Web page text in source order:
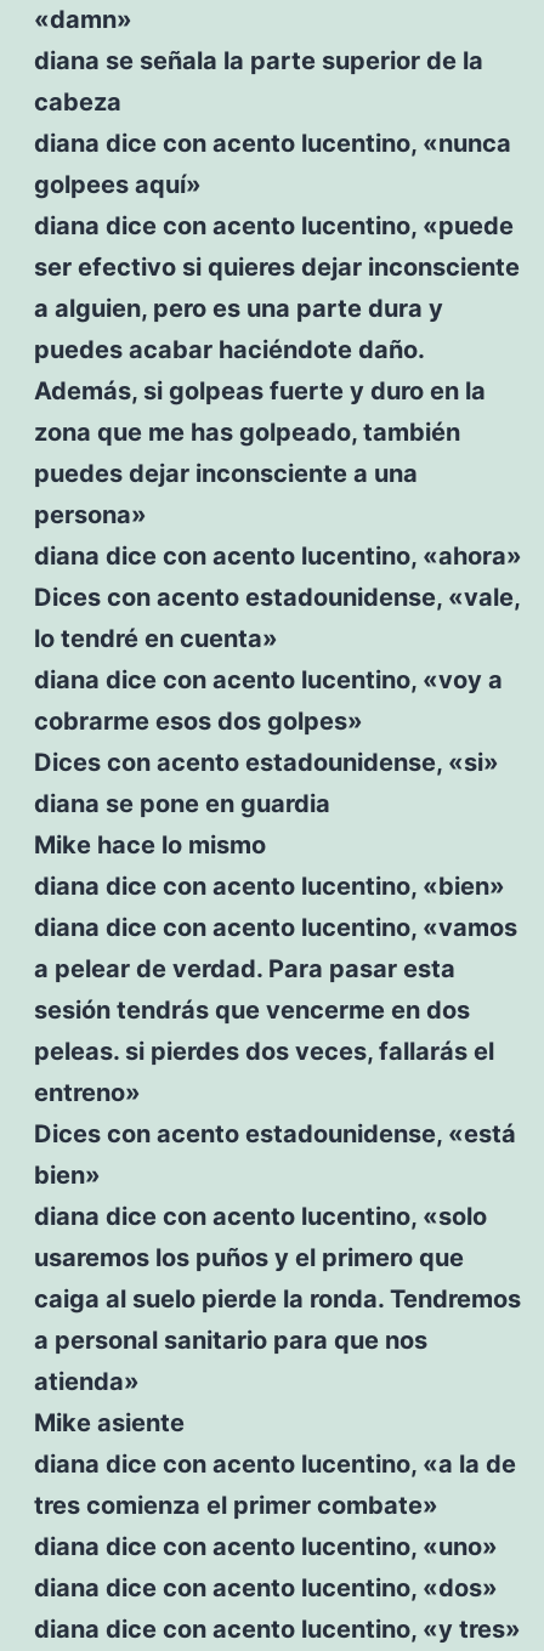
«damn»
diana se señala la parte superior de la
cabeza
diana dice con acento lucentino, «nunca
golpees aquí»
diana dice con acento lucentino, «puede
ser efectivo si quieres dejar inconsciente
a alguien, pero es una parte dura y
puedes acabar haciéndote daño.
Además, si golpeas fuerte y duro en la
zona que me has golpeado, también
puedes dejar inconsciente a una
persona»
diana dice con acento lucentino, «ahora»
Dices con acento estadounidense, «vale,
lo tendré en cuenta»
diana dice con acento lucentino, «voy a
cobrarme esos dos golpes»
Dices con acento estadounidense, «si»
diana se pone en guardia
Mike hace lo mismo
diana dice con acento lucentino, «bien»
diana dice con acento lucentino, «vamos
a pelear de verdad. Para pasar esta
sesión tendrás que vencerme en dos
peleas. si pierdes dos veces, fallarás el
entreno»
Dices con acento estadounidense, «está
bien»
diana dice con acento lucentino, «solo
usaremos los puños y el primero que
caiga al suelo pierde la ronda. Tendremos
a personal sanitario para que nos
atienda»
Mike asiente
diana dice con acento lucentino, «a la de
tres comienza el primer combate»
diana dice con acento lucentino, «uno»
diana dice con acento lucentino, «dos»
diana dice con acento lucentino, «y tres»